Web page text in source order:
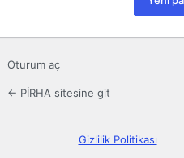
Oturum aç
← PİRHA sitesine git
Gizlilik Politikası